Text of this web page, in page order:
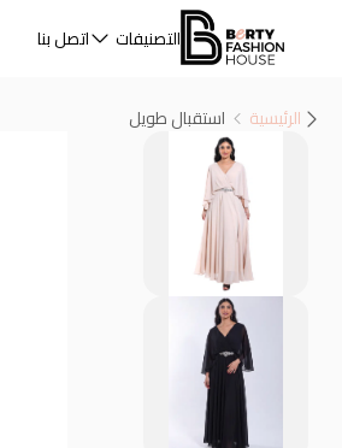
التصنيفات اتصل بنا
الرئيسية استقبال طويل